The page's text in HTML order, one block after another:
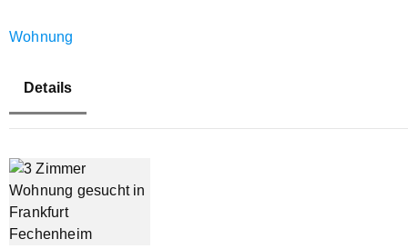
Wohnung
Details